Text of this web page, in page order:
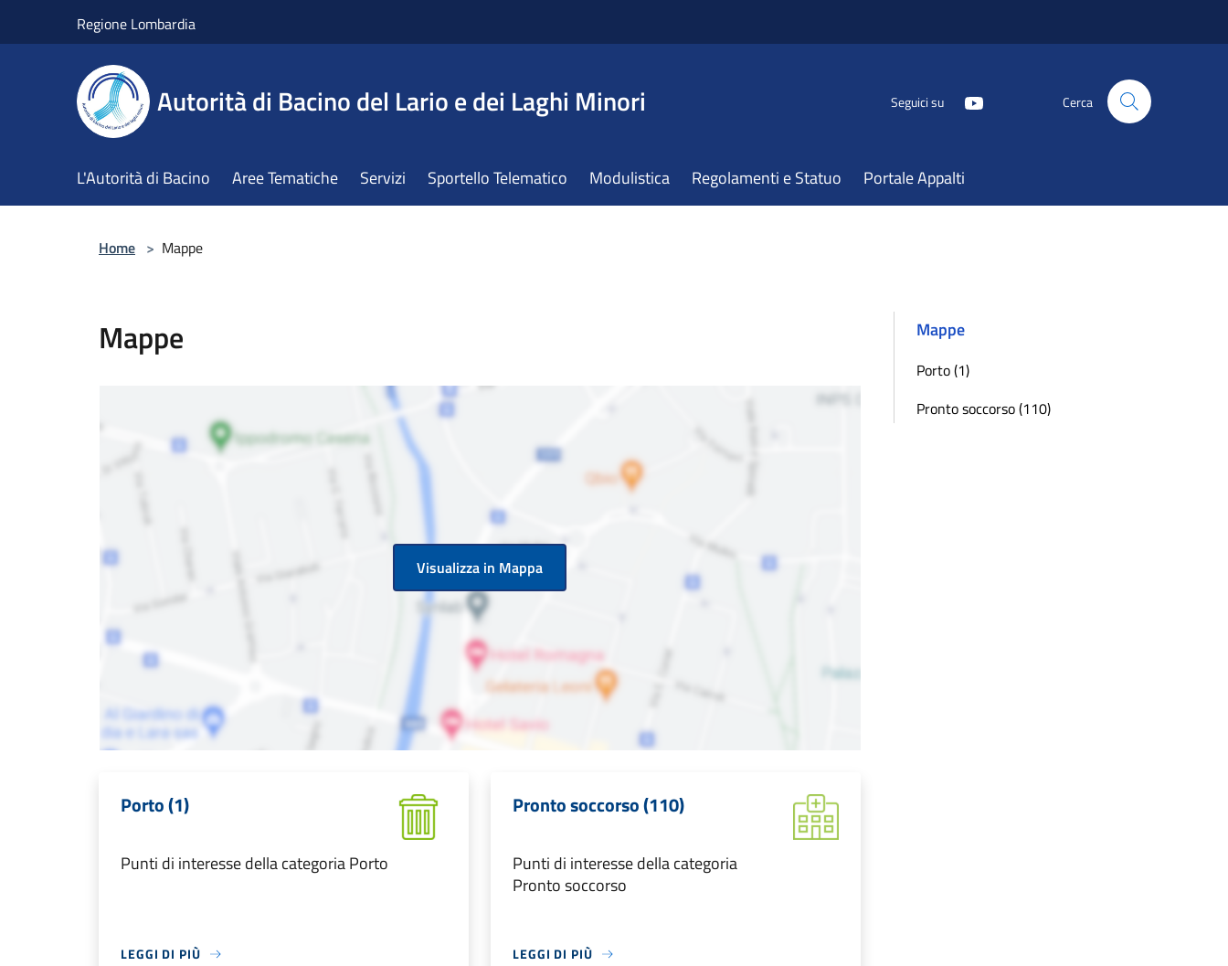
Regione Lombardia
Autorità di Bacino del Lario e dei Laghi Minori Seguici su Cerca
L'Autorità di Bacino Aree Tematiche Servizi Sportello Telematico Modulistica Regolamenti e Statuo Portale Appalti
Home > Mappe
Mappe
Visualizza in Mappa
Porto (1)
Punti di interesse della categoria Porto
LEGGI DI PIÙ
Pronto soccorso (110)
Punti di interesse della categoria
Pronto soccorso
LEGGI DI PIÙ
Mappe
Porto (1)
Pronto soccorso (110)